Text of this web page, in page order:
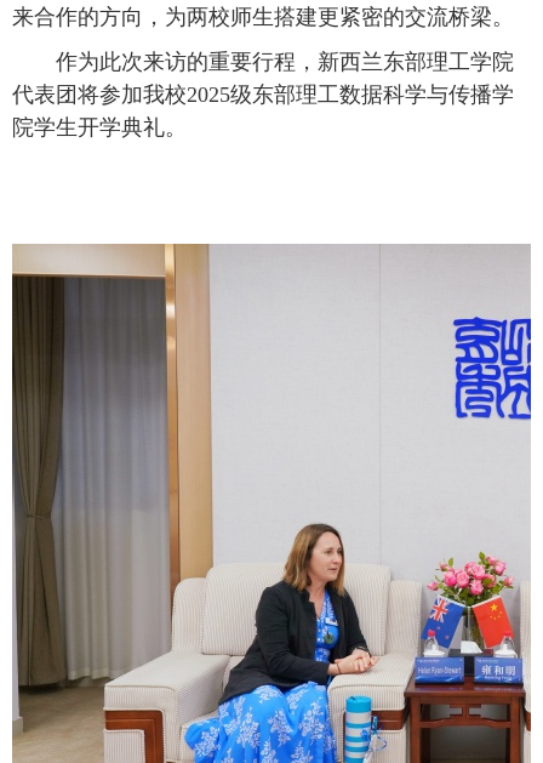
来合作的方向，为两校师生搭建更紧密的交流桥梁。
作为此次来访的重要行程，新西兰东部理工学院
代表团将参加我校2025级东部理工数据科学与传播学
院学生开学典礼。